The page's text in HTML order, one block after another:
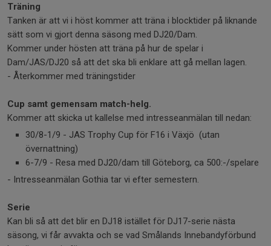
Träning
Tanken är att vi i höst kommer att träna i blocktider på liknande
sätt som vi gjort denna säsong med DJ20/Dam.
Kommer under hösten att träna på hur de spelar i
Dam/JAS/DJ20 så att det ska bli enklare att gå mellan lagen.
- Återkommer med träningstider
Cup samt gemensam match-helg.
Kommer att skicka ut kallelse med intresseanmälan till nedan:
30/8-1/9 - JAS Trophy Cup för F16 i Växjö (utan
övernattning)
6-7/9 - Resa med DJ20/dam till Göteborg, ca 500:-/spelare
- Intresseanmälan Gothia tar vi efter semestern.
Serie
Kan bli så att det blir en DJ18 istället för DJ17-serie nästa
säsong, vi får avvakta och se vad Smålands Innebandyförbund